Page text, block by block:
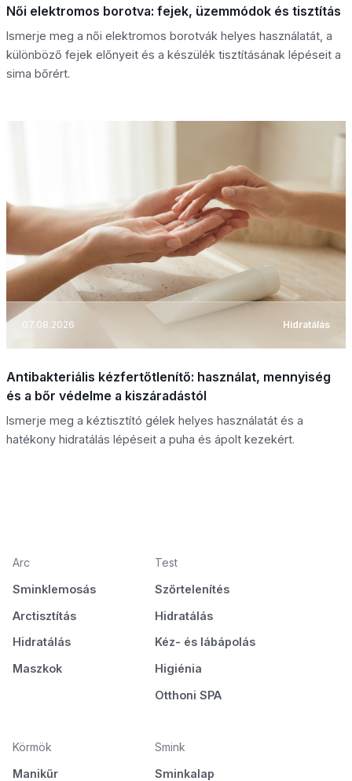
Női elektromos borotva: fejek, üzemmódok és tisztítás
Ismerje meg a női elektromos borotvák helyes használatát, a
különböző fejek előnyeit és a készülék tisztításának lépéseit a
sima bőrért.
07.08.2026 Hidratálás
Antibakteriális kézfertőtlenítő: használat, mennyiség
és a bőr védelme a kiszáradástól
Ismerje meg a kéztisztító gélek helyes használatát és a
hatékony hidratálás lépéseit a puha és ápolt kezekért.
Arc
Sminklemosás
Arctisztítás
Hidratálás
Maszkok
Test
Szőrtelenítés
Hidratálás
Kéz- és lábápolás
Higiénia
Otthoni SPA
Körmök
Manikűr
Smink
Sminkalap